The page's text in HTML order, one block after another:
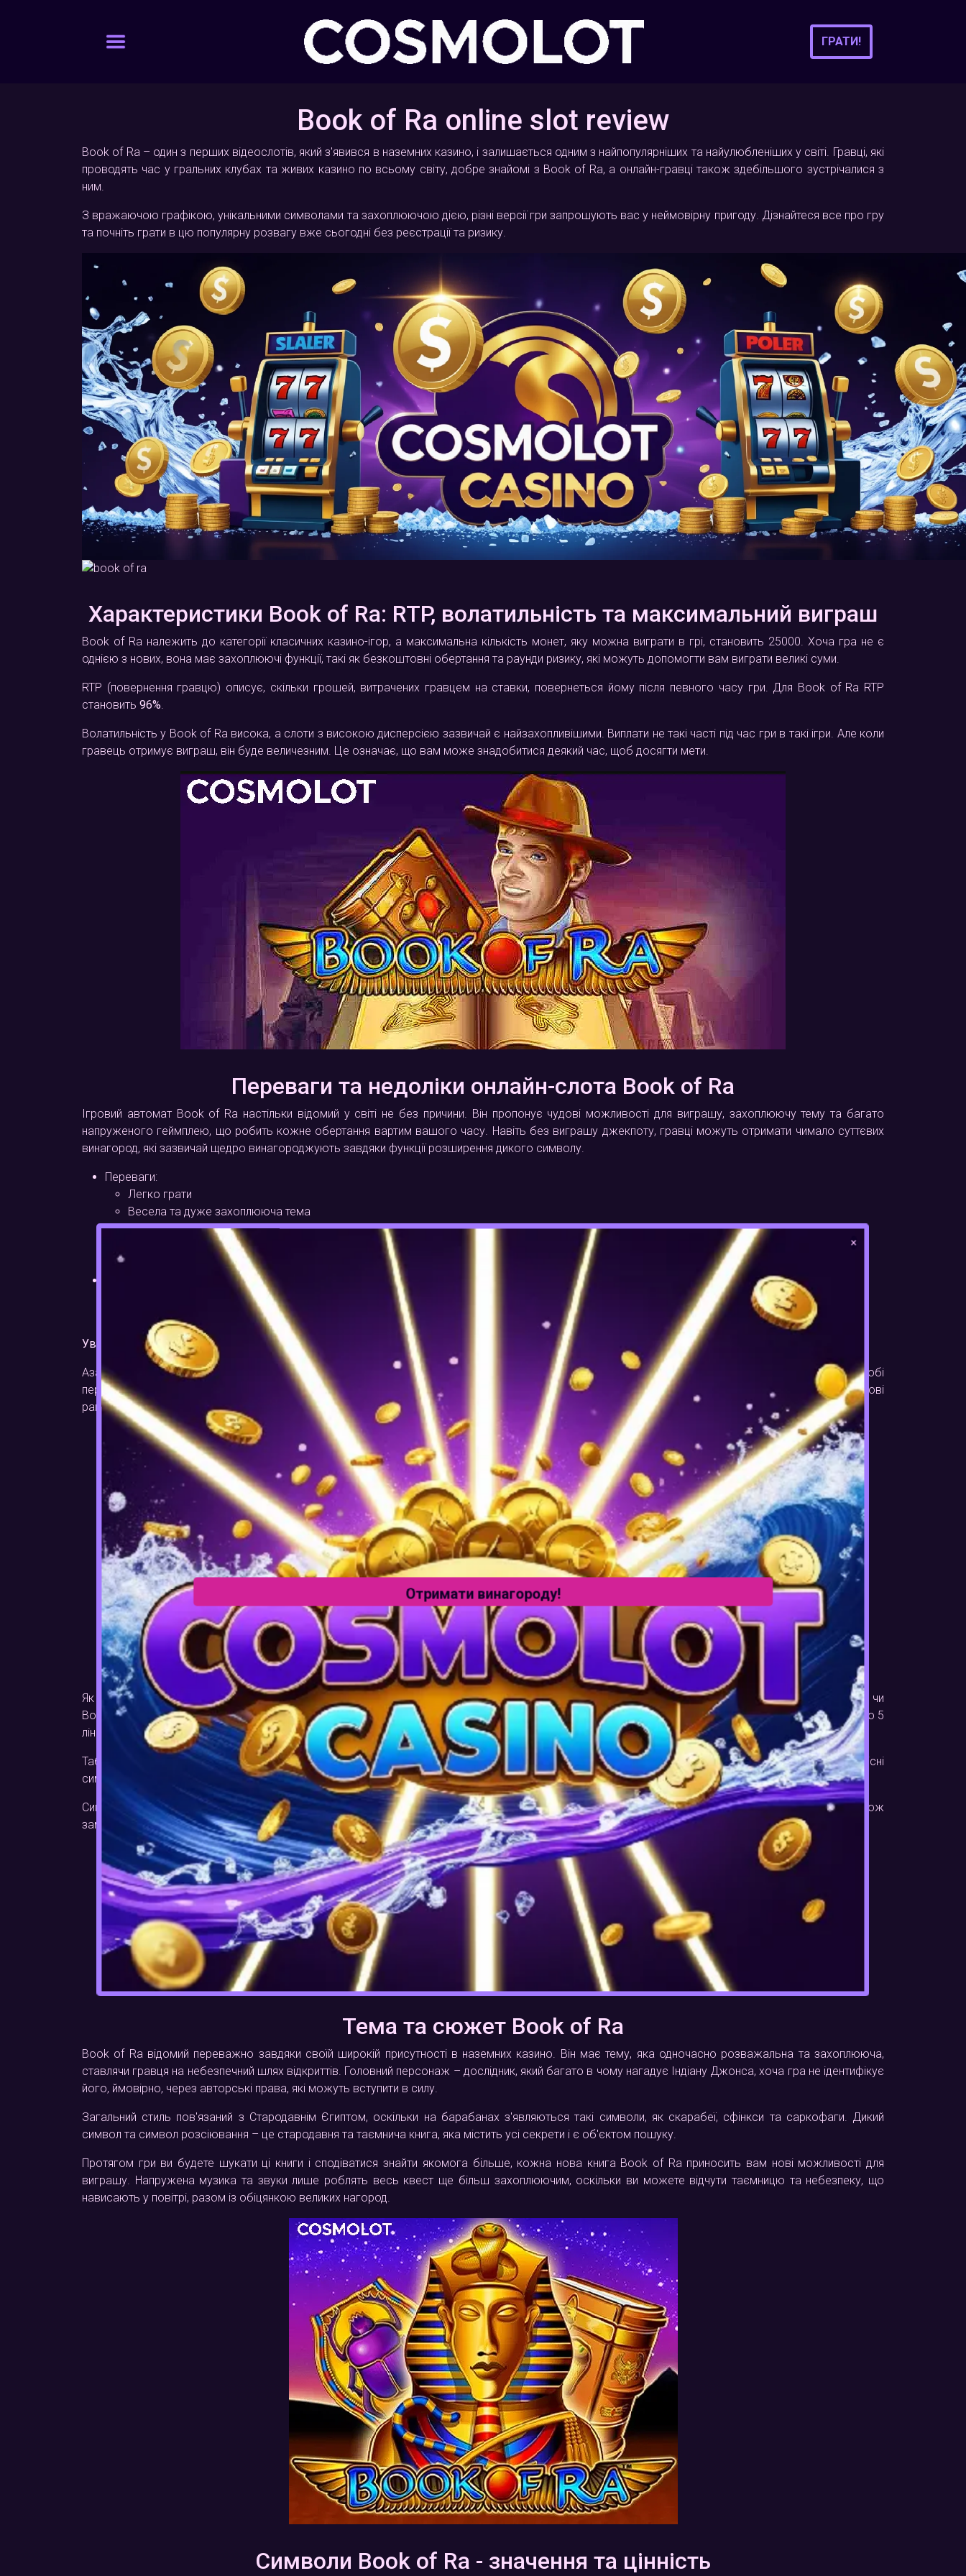
ГРАТИ!
Book of Ra online slot review
Book of Ra – один з перших відеослотів, який з'явився в наземних казино, і залишається одним з найпопулярніших та найулюбленіших у світі. Гравці, які
проводять час у гральних клубах та живих казино по всьому світу, добре знайомі з Book of Ra, а онлайн-гравці також здебільшого зустрічалися з
ним.
З вражаючою графікою, унікальними символами та захоплюючою дією, різні версії гри запрошують вас у неймовірну пригоду. Дізнайтеся все про гру
та почніть грати в цю популярну розвагу вже сьогодні без реєстрації та ризику.
Характеристики Book of Ra: RTP, волатильність та максимальний виграш
Book of Ra належить до категорії класичних казино-ігор, а максимальна кількість монет, яку можна виграти в грі, становить 25000. Хоча гра не є
однією з нових, вона має захоплюючі функції, такі як безкоштовні обертання та раунди ризику, які можуть допомогти вам виграти великі суми.
RTP (повернення гравцю) описує, скільки грошей, витрачених гравцем на ставки, повернеться йому після певного часу гри. Для Book of Ra RTP
становить 96%.
Волатильність у Book of Ra висока, а слоти з високою дисперсією зазвичай є найзахопливішими. Виплати не такі часті під час гри в такі ігри. Але коли
гравець отримує виграш, він буде величезним. Це означає, що вам може знадобитися деякий час, щоб досягти мети.
Переваги та недоліки онлайн-слота Book of Ra
Ігровий автомат Book of Ra настільки відомий у світі не без причини. Він пропонує чудові можливості для виграшу, захоплюючу тему та багато
напруженого геймплею, що робить кожне обертання вартим вашого часу. Навіть без виграшу джекпоту, гравці можуть отримати чимало суттєвих
винагород, які зазвичай щедро винагороджують завдяки функції розширення дикого символу.
Переваги:
Легко грати
Весела та дуже захоплююча тема
Доступні масивні максимальні виплати
Багато раундів безкоштовних обертань
Можна грати на різні ставки
Графіка дещо застаріла
Додаткові бонусні раунди були б цікавими
Увага! Грайте в Book of Ra онлайн відповідально
Азартні ігри – популярна розвага, але важливо робити це відповідально та залишатися під контролем. Якщо ви відчуваєте, що ваше хобі
перетворюється на залежність, не соромтеся просити про допомогу. Також, граючи в слот Book of Ra на реальні гроші, обов'язково визначте часові
рамки, яких ви будете дотримуватися, та обмежте гроші, які витрачаєте.
Правила та геймплей слота Book of Ra
Як і більшість слотів, він матиме символи, що з'єднуються зліва направо вздовж ліній виплат. Залежно від того, чи обираєте ви Book of Ra Classic чи
Book of Ra Deluxe, ви гратимете на 9 або 10 лініях виплат, причому деякі версії гри дозволяють зменшити кількість ліній і представляти лише 1, 3 або 5
ліній виплат одночасно.
Таблиця виплат адаптується до вашого поточного вибору ставки на лінію виплати та кількості ліній виплат. Який би вид ставки ви не обрали, рідкісні
символи, такі як Дослідник, платять найкраще, тоді як королівські символи, такі як J, Q, K та A, пропонують нижчі, але частіші виплати.
Символ розсіювання та дикий символ, сама Книга Ра, дає вам можливість активувати 10 безкоштовних обертань – головну функцію гри. Вона також
замінює всі інші символи і дає вам шанс отримати більше виплат.
Тема та сюжет Book of Ra
Book of Ra відомий переважно завдяки своїй широкій присутності в наземних казино. Він має тему, яка одночасно розважальна та захоплююча,
ставлячи гравця на небезпечний шлях відкриттів. Головний персонаж – дослідник, який багато в чому нагадує Індіану Джонса, хоча гра не ідентифікує
його, ймовірно, через авторські права, які можуть вступити в силу.
Загальний стиль пов'язаний з Стародавнім Єгиптом, оскільки на барабанах з'являються такі символи, як скарабеї, сфінкси та саркофаги. Дикий
символ та символ розсіювання – це стародавня та таємнича книга, яка містить усі секрети і є об'єктом пошуку.
Протягом гри ви будете шукати ці книги і сподіватися знайти якомога більше, кожна нова книга Book of Ra приносить вам нові можливості для
виграшу. Напружена музика та звуки лише роблять весь квест ще більш захоплюючим, оскільки ви можете відчути таємницю та небезпеку, що
нависають у повітрі, разом із обіцянкою великих нагород.
Символи Book of Ra - значення та цінність
×
Отримати винагороду!